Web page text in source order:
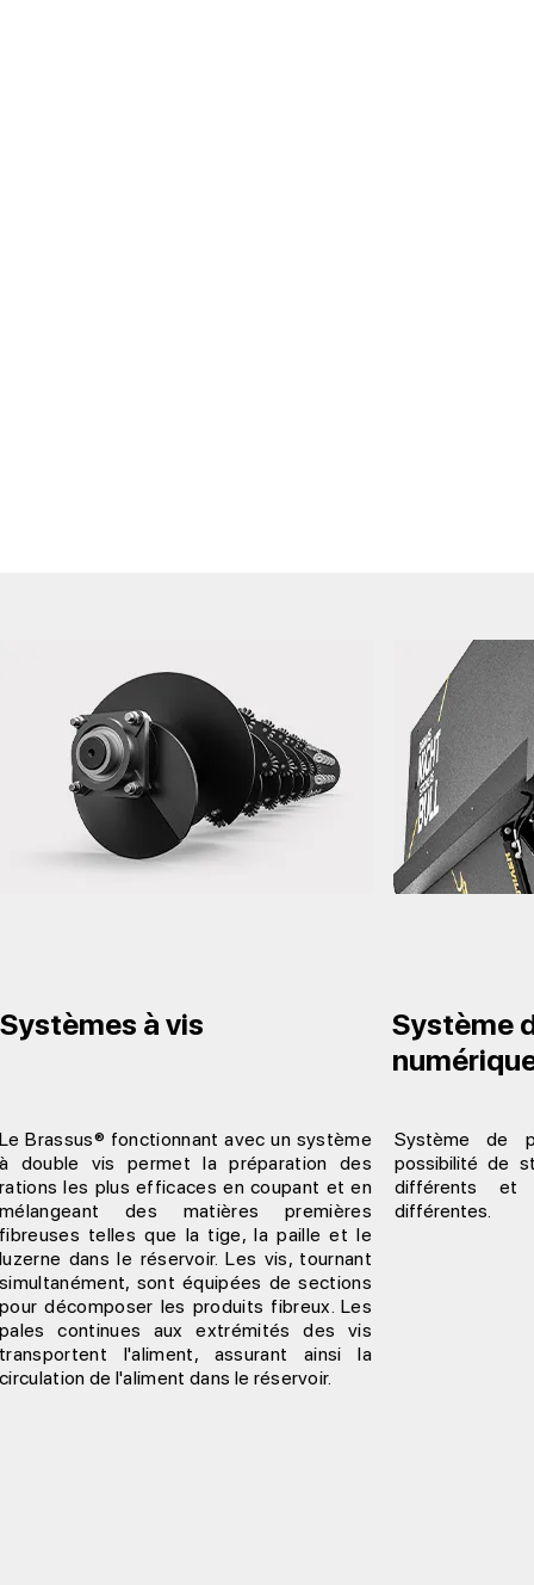
Systèmes à vis
Système
Le Brassus® fonctionnant avec un système
à double vis permet la préparation des
rations les plus efficaces en coupant et en
mélangeant des matières premières
fibreuses telles que la tige, la paille et le
luzerne dans le réservoir. Les vis, tournant
simultanément, sont équipées de sections
pour décomposer les produits fibreux. Les
pales continues aux extrémités des vis
transportent l'aliment, assurant ainsi la
circulation de l'aliment dans le réservoir.
Système de
possibilité de
différents et
différentes.